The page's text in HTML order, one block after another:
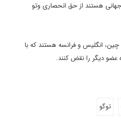
هستند از حق انحصاری وتو
چین، انگلیس و فرانسه هستند که با
عضو دیگر را نقض کنند.
توگو